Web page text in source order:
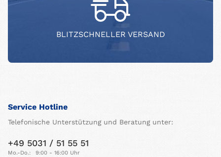
BLITZSCHNELLER VERSAND
Service Hotline
Telefonische Unterstützung und Beratung unter:
+49 5031 / 51 55 51
Mo.-Do.:
9:00 - 16:00 Uhr